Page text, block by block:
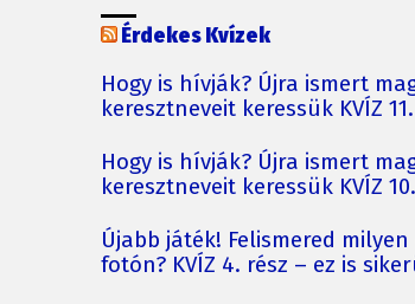
Érdekes Kvízek
Hogy is hívják? Újra ismert
keresztneveit keressük KVÍZ
Hogy is hívják? Újra ismert
keresztneveit keressük KVÍZ
Újabb játék! Felismered
fotón? KVÍZ 4. rész – ez is